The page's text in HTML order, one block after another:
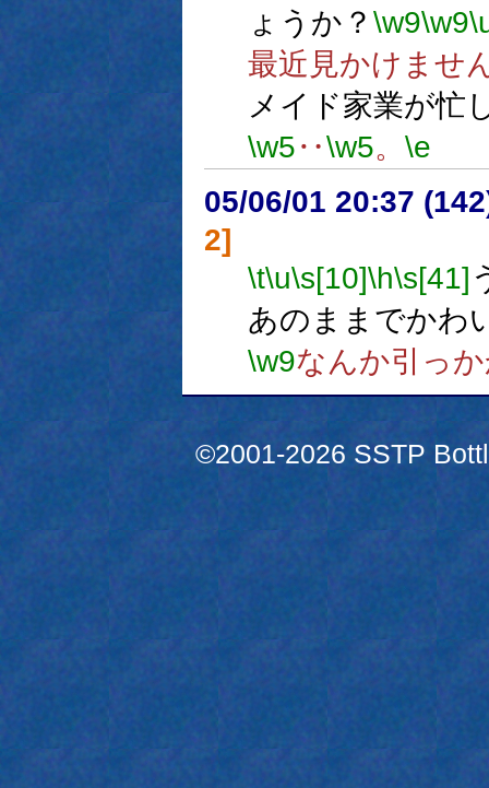
ょうか？ \w9\w9
最近見かけませ
メイド家業が忙
\w5‥\w5。 \e
05/06/01 20:37
2]
\t\u\s[10]\h\s[41]
あのままでかわ
\w9なんか引っ
©2001-2026 SSTP